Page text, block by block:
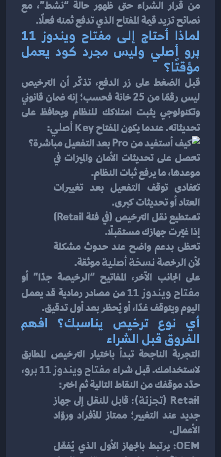
نصائح تزيد قيمة المفتاح الذي تدفع ثمنه فعلًا.
مؤقتًا؟
تحديثاته. عندما يكون المفتاح Key أصلي
:
موعدها، ما يرفع ثبات النظام.
العتاد أو تحديثات كبرى.
إذا غيّرت جهازك مستقبلًا.
تحظى بدعم واضح عند حدوث مشكلة
لأن الرخصة نسخة أصلية موثقة.
على الجانب الآخر، المفاتيح “الرخيصة جدًا” أو
مفتاح ويندوز 11
اليوم ويتوقف غدًا، أو يُحظر بعد أول تدقيق.
الفروق قبل الشراء
لاستخدامك. قبل شراء مفتاح ويندوز 11 برو
حدّد موقفك من النقاط التالية ثم اختر:
Retail (تجزئة): قابل للنقل إلى جهاز
جديد عند التغيير؛ ممتاز للأفراد وروّاد
الأعمال.
OEM: